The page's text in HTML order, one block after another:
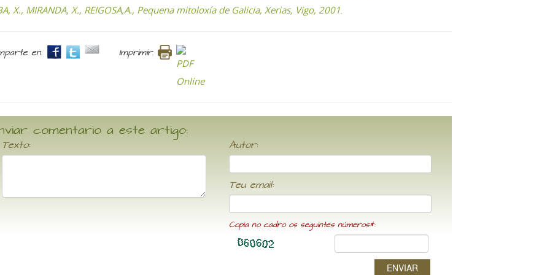
X., MIRANDA, X., REIGOSA,A., Pequena mitoloxía de Galicia, Xerias, Vigo, 2001.
en. Imprimir.
comentario a este artigo:
Texto: Autor:
Teu email:
Copia no cadro os seguintes números*:
ENVIAR